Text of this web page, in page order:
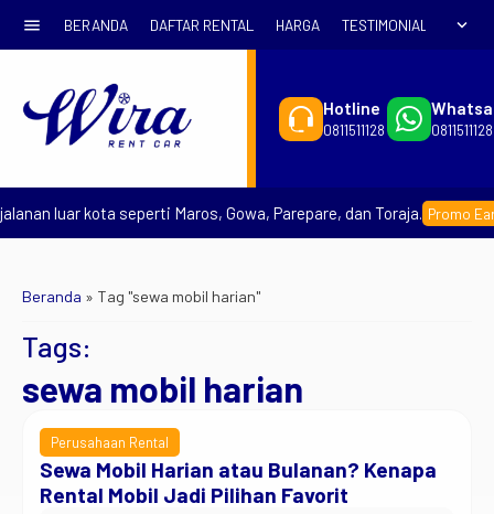
menu BERANDA DAFTAR RENTAL HARGA TESTIMONIAL expand_more
Hotline
0811511128 0811511128
luar kota seperti Maros, Gowa, Parepare, dan Toraja. Promo
Beranda » Tag "sewa mobil harian"
Tags:
sewa mobil harian
Perusahaan Rental
Sewa Mobil Harian atau Bulanan? Kenapa
Rental Mobil Jadi Pilihan Favorit